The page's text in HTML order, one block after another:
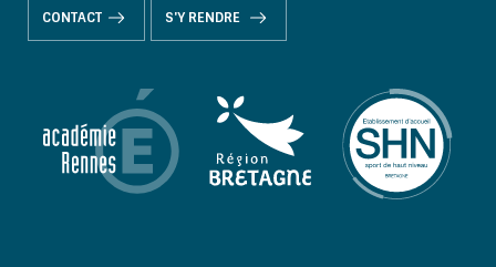
CONTACT S'Y RENDRE